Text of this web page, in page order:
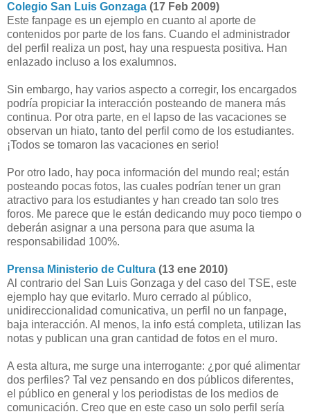
Colegio San Luis Gonzaga (17 Feb 2009)
Este fanpage es un ejemplo en cuanto al aporte de
contenidos por parte de los fans. Cuando el administrador
del perfil realiza un post, hay una respuesta positiva. Han
enlazado incluso a los exalumnos.
Sin embargo, hay varios aspecto a corregir, los encargados
podría propiciar la interacción posteando de manera más
continua. Por otra parte, en el lapso de las vacaciones se
observan un hiato, tanto del perfil como de los estudiantes.
¡Todos se tomaron las vacaciones en serio!
Por otro lado, hay poca información del mundo real; están
posteando pocas fotos, las cuales podrían tener un gran
atractivo para los estudiantes y han creado tan solo tres
foros. Me parece que le están dedicando muy poco tiempo o
deberán asignar a una persona para que asuma la
responsabilidad 100%.
Prensa Ministerio de Cultura (13 ene 2010)
Al contrario del San Luis Gonzaga y del caso del TSE, este
ejemplo hay que evitarlo. Muro cerrado al público,
unidireccionalidad comunicativa, un perfil no un fanpage,
baja interacción. Al menos, la info está completa, utilizan las
notas y publican una gran cantidad de fotos en el muro.
A esta altura, me surge una interrogante: ¿por qué alimentar
dos perfiles? Tal vez pensando en dos públicos diferentes,
el público en general y los periodistas de los medios de
comunicación. Creo que en este caso un solo perfil sería